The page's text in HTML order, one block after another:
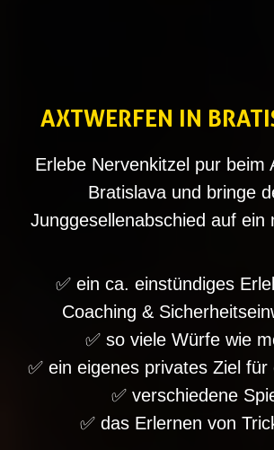
AXTWERFEN IN
Erlebe Nervenkitzel pur beim
Bratislava und bringe
Junggesellenabschied auf ein
✅ ein ca. einstündiges
Coaching &
✅ so viele Würfe wie
✅ ein eigenes privates Ziel
✅ verschiedene
✅ das Erlernen von